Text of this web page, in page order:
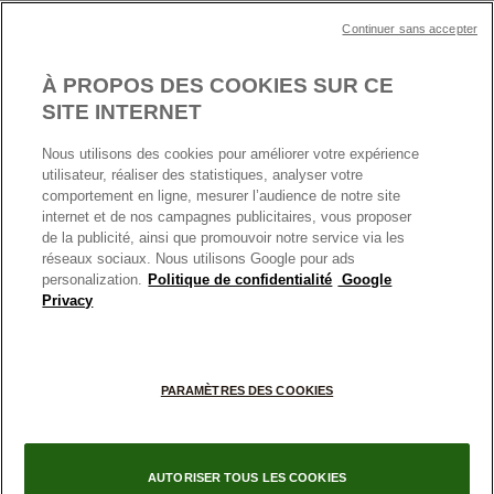
Plan du site
Politique des cookies
Politique de confidentialité
Conditions générales de vente
Conditions générales de vente Click & Collect
Plateforme ODR
Information sur le fabricant et l'importateur
Index égalité Femme/Homme
FRANCE
France
© TOUS DROITS RESERVES. 2026 Pandora
À PROPOS DES COOKIES SUR CE
SITE INTERNET
Nous utilisons des cookies pour améliorer votre expérience
utilisateur, réaliser des statistiques, analyser votre
comportement en ligne, mesurer l’audience de notre site
internet et de nos campagnes publicitaires, vous proposer
de la publicité, ainsi que promouvoir notre service via les
réseaux sociaux. Nous utilisons Google pour ads
personalization. Politique de confidentialité Google
Privacy
PARAMÈTRES DES COOKIES
AUTORISER TOUS LES COOKIES
Continuer sans accepter